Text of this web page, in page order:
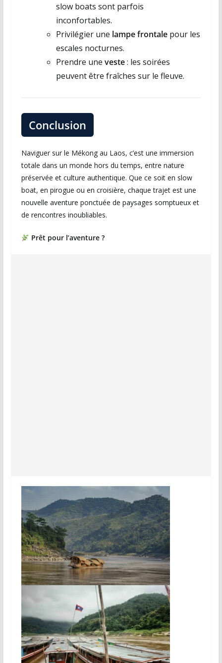
slow boats sont parfois
inconfortables.
Privilégier une lampe frontalepour les
escales nocturnes.
Prendre une veste: les soirées
peuvent être fraîches sur le fleuve.
Conclusion
Naviguer sur le Mékong au Laos, c’est une immersion
totale dans un monde hors du temps, entre nature
préservée et culture authentique. Que ce soit en slow
boat, en pirogue ou en croisière, chaque trajet est une
nouvelle aventure ponctuée de paysages somptueux et
de rencontres inoubliables.
Prêt pour l’aventure ?